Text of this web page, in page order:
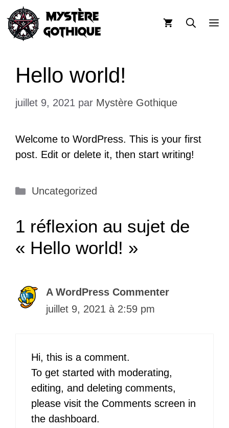
Aller
au
contenu
Hello world!
juillet 9, 2021 par Mystère Gothique
Welcome to WordPress. This is your first
post. Edit or delete it, then start writing!
Catégories
Uncategorized
1 réflexion au sujet de
« Hello world! »
A WordPress Commenter
juillet 9, 2021 à 2:59 pm
Hi, this is a comment.
To get started with moderating,
editing, and deleting comments,
please visit the Comments screen in
the dashboard.